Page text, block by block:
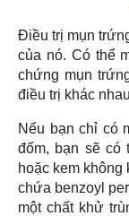
Điều trị mụn
của nó. Có thể
chứng mụn
điều trị khác
Nếu bạn chỉ có
đốm, bạn sẽ có
hoặc kem
chứa benzoyl
một chất khử